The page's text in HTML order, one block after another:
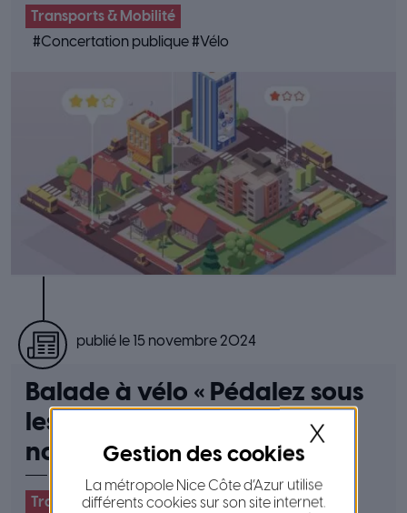
Transports & Mobilité
#Concertation publique#Vélo
publié le 15 novembre 2024
Balade à vélo « Pédalez sous
les étoiles » – samedi 30
novembre 2024
Transports & Mobilité #Evénement#Vélo
X
La métropole Nice Côte d’Azur utilise
différents cookies sur son site internet.